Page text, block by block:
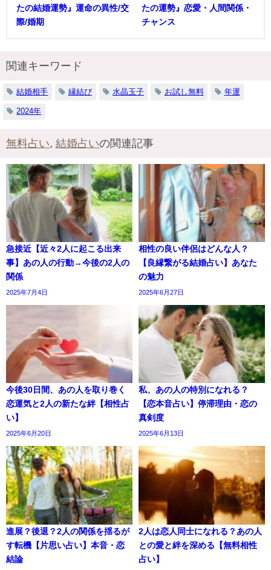
たの結婚運勢』運命の異性/交
際/婚期
たの運勢』恋愛・人間関係・
チャンス
関連キーワード
結婚相手 縁結び 水晶玉子 お試し無料 年運
2024年
無料占い, 結婚占いの関連記事
急接近【近々2人に起こる出来
事】あの人の行動→今後の2人の
関係
2025年7月4日
相性の良い伴侶はどんな人？
【良縁繋がる結婚占い】あなた
の魅力
2025年6月27日
今後30日間、あの人を取り巻く
恋運気と2人の新たな絆【相性占
い】
2025年6月20日
私、あの人の特別になれる？
【恋本音占い】停滞理由・恋の
真剣度
2025年6月13日
進展？後退？2人の関係を揺るが
す転機【片思い占い】本音・恋
結論
2人は恋人同士になれる？あの人
との愛と絆を深める【無料相性
占い】